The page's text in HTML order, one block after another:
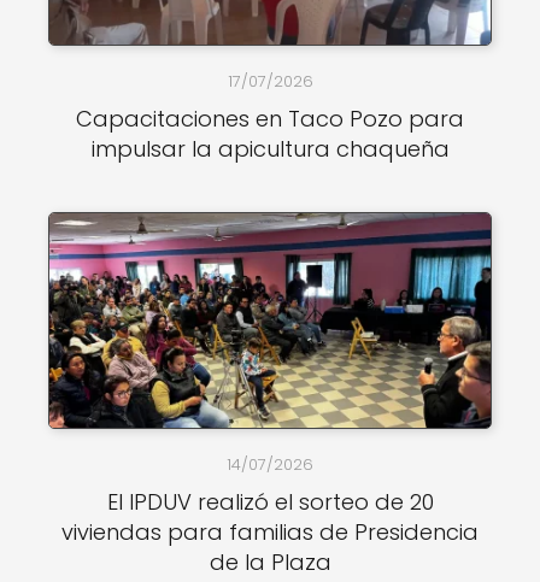
17/07/2026
Capacitaciones en Taco Pozo para
impulsar la apicultura chaqueña
14/07/2026
El IPDUV realizó el sorteo de 20
viviendas para familias de Presidencia
de la Plaza